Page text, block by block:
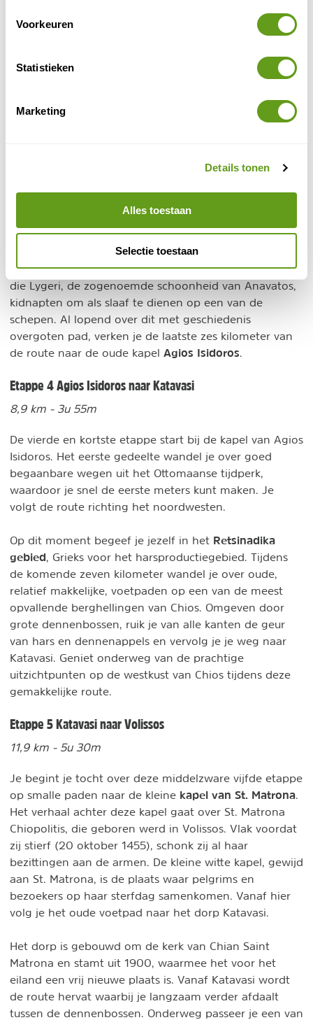
Voorkeuren
Statistieken
Marketing
Details tonen
Alles toestaan
Selectie toestaan
© Naturescanner Steven
Anavatos
Een van deze mythes vertelt het verhaal van piraten
die Lygeri, de zogenoemde schoonheid van Anavatos,
kidnapten om als slaaf te dienen op een van de
schepen. Al lopend over dit met geschiedenis
overgoten pad, verken je de laatste zes kilometer van
de route naar de oude kapel Agios Isidoros
Etappe 4 Agios Isidoros naar Katavasi
8,9 km - 3u 55m
De vierde en kortste etappe start bij de kapel van Agios
Isidoros. Het eerste gedeelte wandel je over goed
begaanbare wegen uit het Ottomaanse tijdperk,
waardoor je snel de eerste meters kunt maken. Je
volgt de route richting het noordwesten.
Op dit moment begeef je jezelf in het Retsinadika
gebied , Grieks voor het harsproductiegebied. Tijdens
de komende zeven kilometer wandel je over oude,
relatief makkelijke, voetpaden op een van de meest
opvallende berghellingen van Chios. Omgeven door
grote dennenbossen, ruik je van alle kanten de geur
van hars en dennenappels en vervolg je je weg naar
Katavasi. Geniet onderweg van de prachtige
uitzichtpunten op de westkust van Chios tijdens deze
gemakkelijke route.
Etappe 5 Katavasi naar Volissos
11,9 km - 5u 30m
Je begint je tocht over deze middelzware vijfde etappe
op smalle paden naar de kleine kapel van St. Matrona
Het verhaal achter deze kapel gaat over St. Matrona
Chiopolitis, die geboren werd in Volissos. Vlak voordat
zij stierf (20 oktober 1455), schonk zij al haar
bezittingen aan de armen. De kleine witte kapel, gewijd
aan St. Matrona, is de plaats waar pelgrims en
bezoekers op haar sterfdag samenkomen. Vanaf hier
volg je het oude voetpad naar het dorp Katavasi.
Het dorp is gebouwd om de kerk van Chian Saint
Matrona en stamt uit 1900, waarmee het voor het
eiland een vrij nieuwe plaats is. Vanaf Katavasi wordt
de route hervat waarbij je langzaam verder afdaalt
tussen de dennenbossen. Onderweg passeer je een van